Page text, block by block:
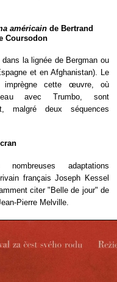
américain de Bertrand
Coursodon
la lignée de Bergman ou
et en Afghanistan). Le
cette œuvre, où
avec Trumbo, sont
malgré deux séquences
adaptations
français Joseph Kessel
citer "Belle de jour" de
Pierre Melville.